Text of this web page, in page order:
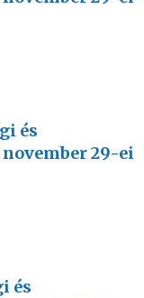
és
29-ei
és